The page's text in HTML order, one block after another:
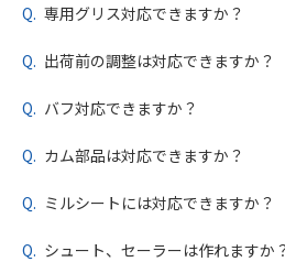
専用グリス対応できますか？
出荷前の調整は対応できますか？
バフ対応できますか？
カム部品は対応できますか？
ミルシートには対応できますか？
シュート、セーラーは作れますか